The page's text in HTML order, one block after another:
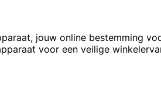
jouw online bestemming
voor een veilige